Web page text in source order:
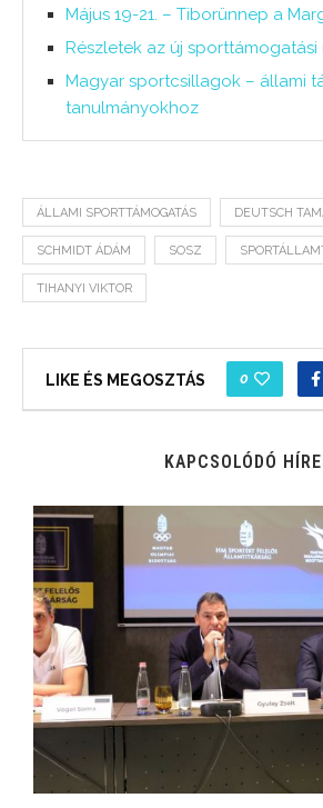
Május 19-21. – Tiborünnep a
Részletek az új sporttámogatási
Magyar sportcsillagok – állami
tanulmányokhoz
ÁLLAMI SPORTTÁMOGATÁS DEUTSCH
SCHMIDT ÁDÁM SOSZ
TIHANYI VIKTOR
LIKE ÉS MEGOSZTÁS 0
KAPCSOLÓDÓ